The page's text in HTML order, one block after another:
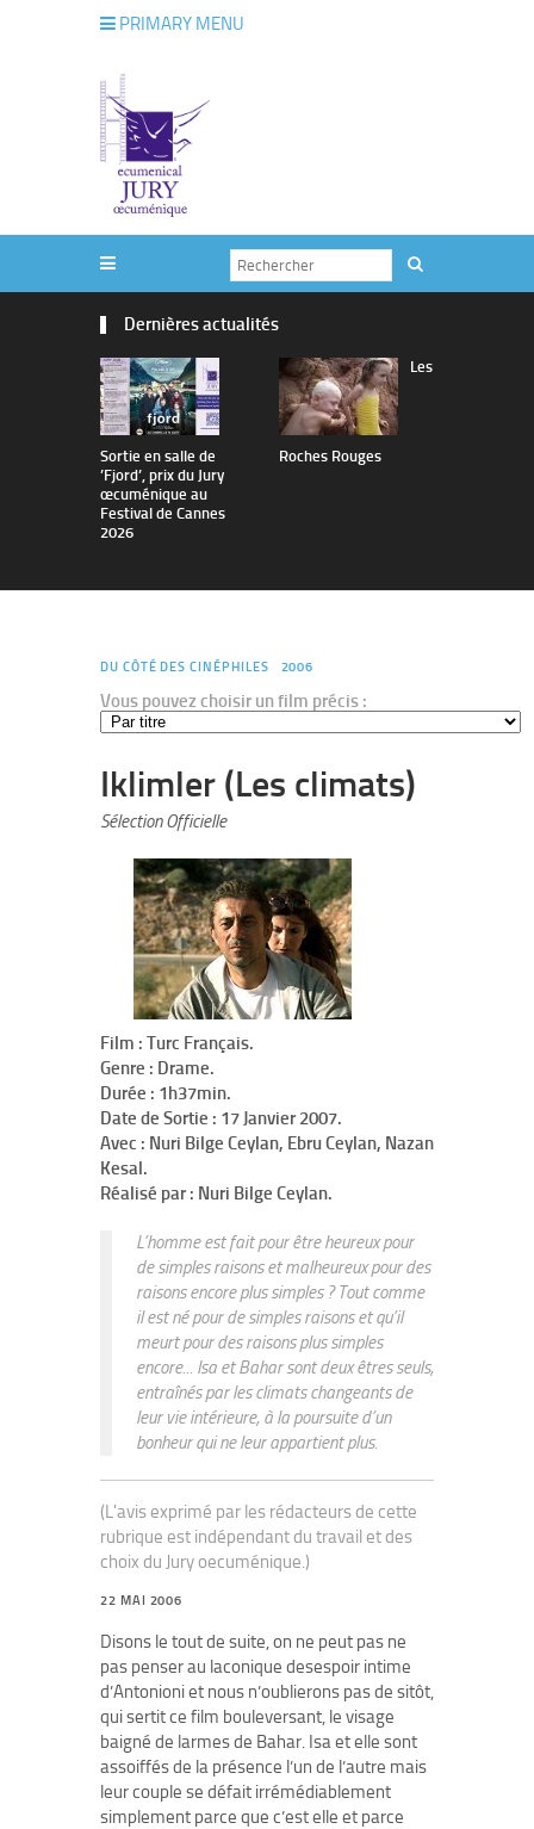
PRIMARY MENU
Dernières actualités
Sortie en salle de
’Fjord’, prix du Jury
œcuménique au
Festival de Cannes
2026
Les
Roches Rouges
DU CÔTÉ DES CINÉPHILES 2006
Vous pouvez choisir un film précis :
Iklimler (Les climats)
Sélection Officielle
Film : Turc Français.
Genre : Drame.
Durée : 1h37min.
Date de Sortie : 17 Janvier 2007.
Avec : Nuri Bilge Ceylan, Ebru Ceylan, Nazan
Kesal.
Réalisé par : Nuri Bilge Ceylan.
L’homme est fait pour être heureux pour
de simples raisons et malheureux pour des
raisons encore plus simples ? Tout comme
il est né pour de simples raisons et qu’il
meurt pour des raisons plus simples
encore... Isa et Bahar sont deux êtres seuls,
entraînés par les climats changeants de
leur vie intérieure, à la poursuite d’un
bonheur qui ne leur appartient plus.
(L'avis exprimé par les rédacteurs de cette
rubrique est indépendant du travail et des
choix du Jury oecuménique.)
22 MAI 2006
Disons le tout de suite, on ne peut pas ne
pas penser au laconique desespoir intime
d’Antonioni et nous n’oublierons pas de sitôt,
qui sertit ce film bouleversant, le visage
baigné de larmes de Bahar. Isa et elle sont
assoiffés de la présence l’un de l’autre mais
leur couple se défait irrémédiablement
simplement parce que c’est elle et parce